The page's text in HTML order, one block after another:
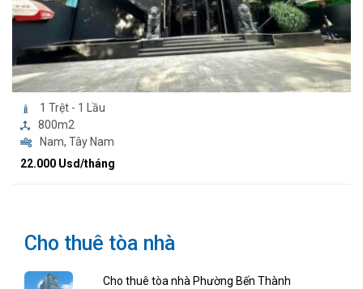
1 Trệt - 1 Lầu
800m2
Nam, Tây Nam
22.000 Usd/tháng
Cho thuê tòa nhà
Cho thuê tòa nhà Phường Bến Thành